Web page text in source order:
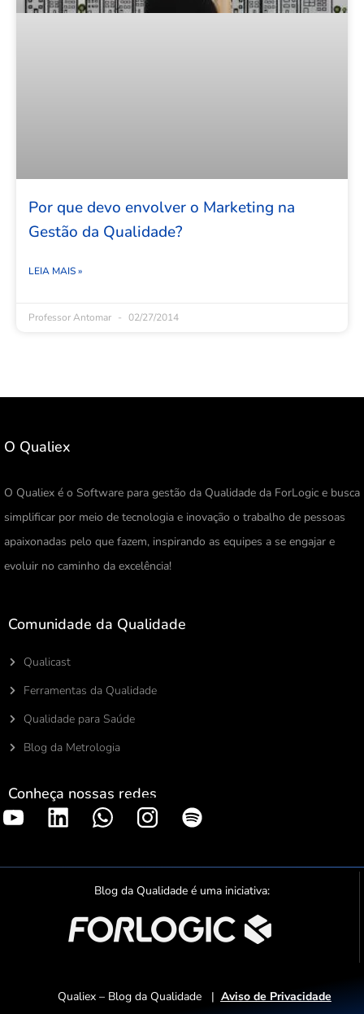
Por que devo envolver o Marketing na
Gestão da Qualidade?
LEIA MAIS »
Professor Antomar 02/27/2014
O Qualiex
O Qualiex é o Software para gestão da Qualidade da ForLogic e busca
simplificar por meio de tecnologia e inovação o trabalho de pessoas
apaixonadas pelo que fazem, inspirando as equipes a se engajar e
evoluir no caminho da excelência!
Comunidade da Qualidade
Qualicast
Ferramentas da Qualidade
Qualidade para Saúde
Blog da Metrologia
Conheça nossas redes
S
o
t
f
y
Blog da Qualidade é uma iniciativa:
Qualiex – Blog da Qualidade | Aviso de Privacidade